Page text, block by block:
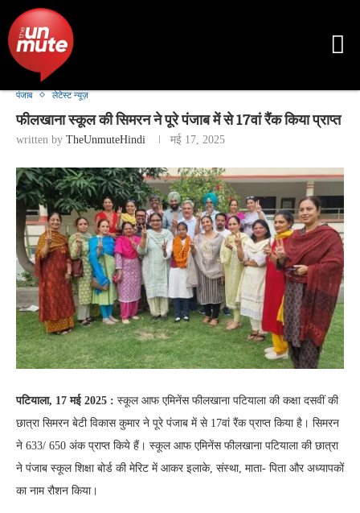
पंजाब लेटेस्ट न्यूज़
फीलखाना स्कूल की सिमरन ने पूरे पंजाब में से 17वां रैंक किया प्राप्त
written by TheUnmuteHindi मई 17, 2025
पटियाला, 17 मई 2025 : स्कूल आफ एमिनेंस फीलखाना पटियाला की कक्षा दसवीं की
छात्रा सिमरन बेटी विकास कुमार ने पूरे पंजाब में से 17वां रैंक प्राप्त किया है। सिमरन
ने 633/ 650 अंक प्राप्त किये हैं। स्कूल आफ एमिनेंस फीलखाना पटियाला की छात्रा
ने पंजाब स्कूल शिक्षा बोर्ड की मेरिट में आकर इलाके, संस्था, माता- पिता और अध्यापकों
का नाम रौशन किया।